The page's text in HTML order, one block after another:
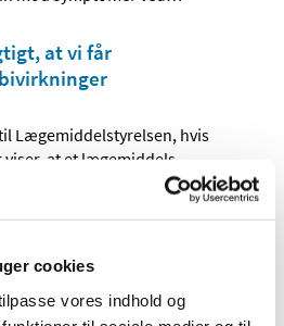
cookies
vores indhold og
at vi får
Lægemiddelstyrelsen, hvis
at et lægemiddels
på
forskning i medicinsk